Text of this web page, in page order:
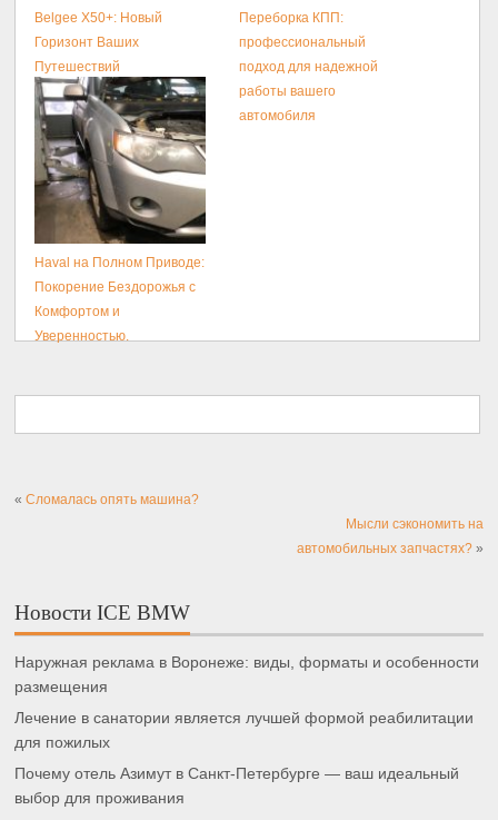
Belgee X50+: Новый
Горизонт Ваших
Путешествий
Переборка КПП:
профессиональный
подход для надежной
работы вашего
автомобиля
Haval на Полном Приводе:
Покорение Бездорожья с
Комфортом и
Уверенностью.
«Сломалась опять машина?
Мысли сэкономить на
автомобильных запчастях?»
Новости ICE BMW
Наружная реклама в Воронеже: виды, форматы и особенности
размещения
Лечение в санатории является лучшей формой реабилитации
для пожилых
Почему отель Азимут в Санкт-Петербурге — ваш идеальный
выбор для проживания